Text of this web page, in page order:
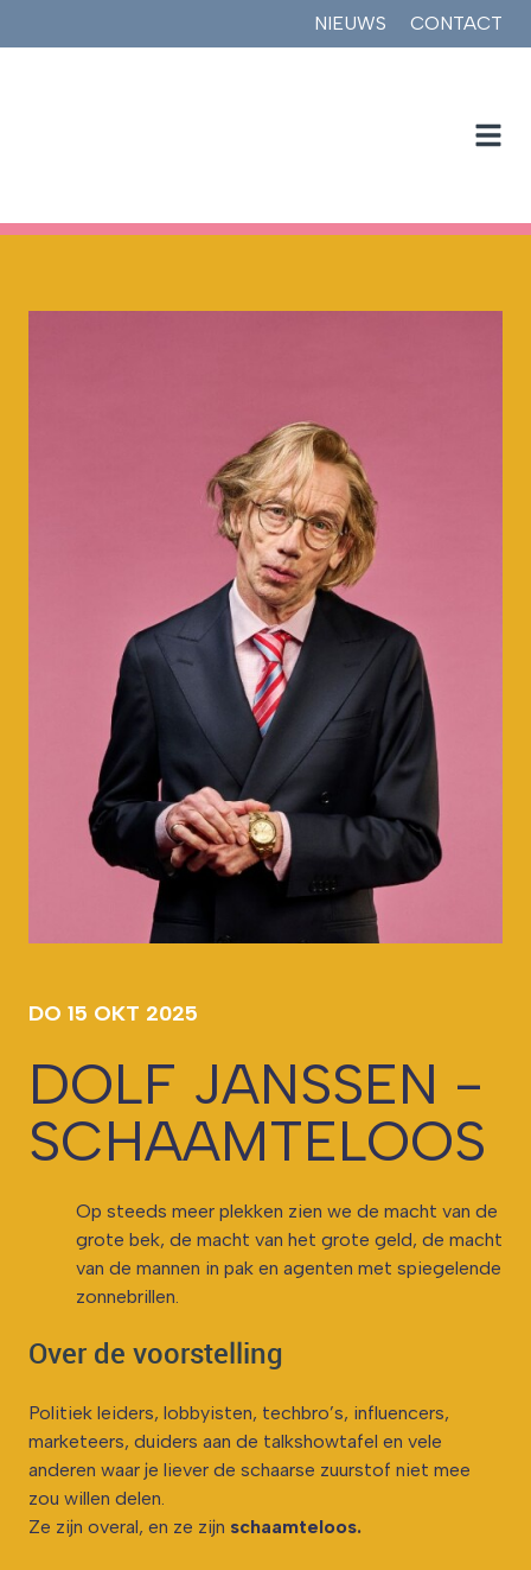
NIEUWS CONTACT
DO 15 OKT 2025
DOLF JANSSEN -
SCHAAMTELOOS
Op steeds meer plekken zien we de macht van de
grote bek, de macht van het grote geld, de macht
van de mannen in pak en agenten met spiegelende
zonnebrillen.
Over de voorstelling
Politiek leiders, lobbyisten, techbro’s, influencers,
marketeers, duiders aan de talkshowtafel en vele
anderen waar je liever de schaarse zuurstof niet mee
zou willen delen.
Ze zijn overal, en ze zijn schaamteloos.